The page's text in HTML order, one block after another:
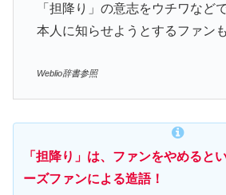
「担降り」の意志をウチワなど
本人に知らせようとするファン
Weblio辞書参照
「担降り」は、 ファンをやめると
ーズファンによる造語！